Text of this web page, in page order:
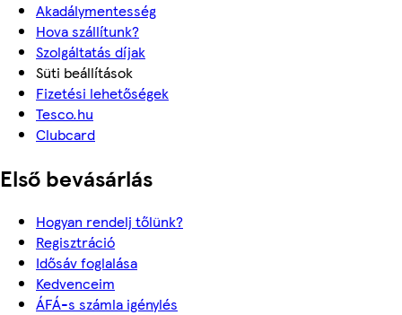
Akadálymentesség
Hova szállítunk?
Szolgáltatás díjak
Süti beállítások
Fizetési lehetőségek
Tesco.hu
Clubcard
Első bevásárlás
Hogyan rendelj tőlünk?
Regisztráció
Idősáv foglalása
Kedvenceim
ÁFÁ-s számla igénylés